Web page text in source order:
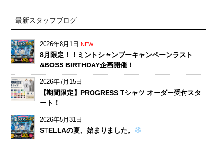
最新スタッフブログ
2026年8月1日 NEW
8月限定！！ミントシャンプーキャンペーンラスト
&BOSS BIRTHDAY企画開催！
2026年7月15日
【期間限定】PROGRESS Tシャツ オーダー受付スタ
ート！
2026年5月31日
STELLAの夏、始まりました。